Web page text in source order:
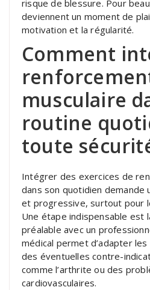
risque de blessure. Pour
deviennent un moment de
motivation et la régularité.
Comment
musculaire
routine
toute
Intégrer des exercices de
dans son quotidien demande
et progressive, surtout pour
Une étape indispensable est
préalable avec un
médical permet d’adapter
des éventuelles contre-
comme l’arthrite ou des
cardiovasculaires.